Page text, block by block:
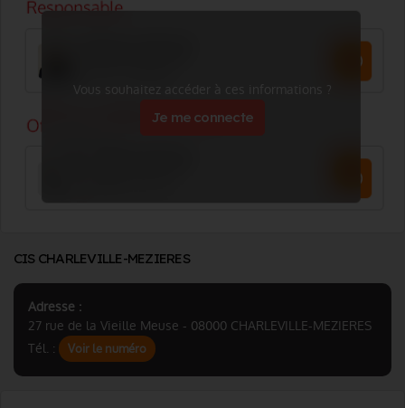
Vous souhaitez accéder à ces informations ?
Je me connecte
CIS CHARLEVILLE-MEZIERES
Adresse :
27 rue de la Vieille Meuse - 08000 CHARLEVILLE-MEZIERES
Tél. :
Voir le numéro